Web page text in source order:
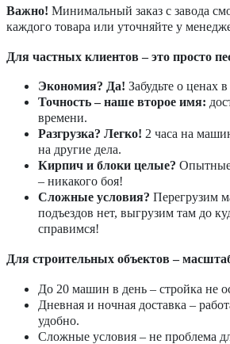
Важно! Минимальный заказ с завода
каждого товара или уточняйте у
Для частных клиентов – это просто
Экономия? Да! Забудьте о ценах
Точность – наше второе имя:
времени.
Разгрузка? Легко! 2 часа на
на другие дела.
Кирпич и блоки целые? Опытные
– никакого боя!
Сложные условия? Перегрузим
подъездов нет, выгрузим там до
справимся!
Для строительных объектов –
До 20 машин в день – стройка не
Дневная и ночная доставка –
удобно.
Сложные условия – не проблема